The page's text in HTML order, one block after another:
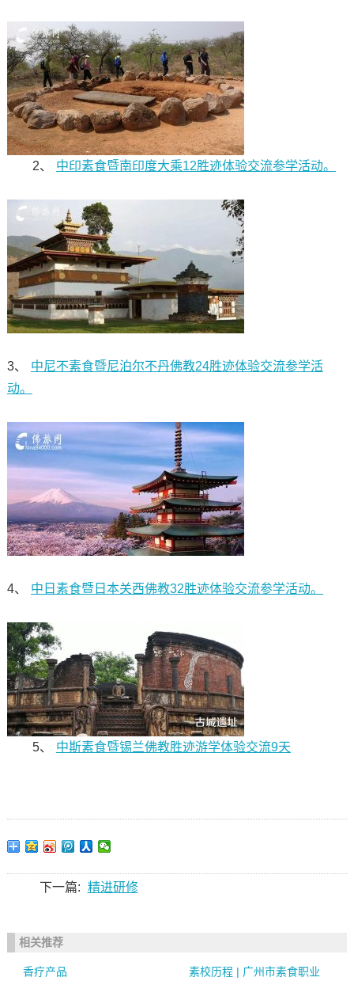
2、 中印素食暨南印度大乘12胜迹体验交流参学活动。
3、
中尼不素食暨尼泊尔不丹佛教24胜迹体验交流参学活
动。
4、 中日素食暨日本关西佛教32胜迹体验交流参学活动。
5、 中斯素食暨锡兰佛教胜迹游学体验交流9天
下一篇: 精进研修
相关推荐
香疗产品
素校历程 | 广州市素食职业